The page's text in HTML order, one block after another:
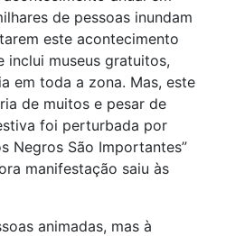
de pessoas inundam
este acontecimento
inclui museus gratuitos,
em toda a zona. Mas, este
de muitos e pesar de
foi perturbada por
Negros São Importantes”
manifestação saiu às
animadas, mas à